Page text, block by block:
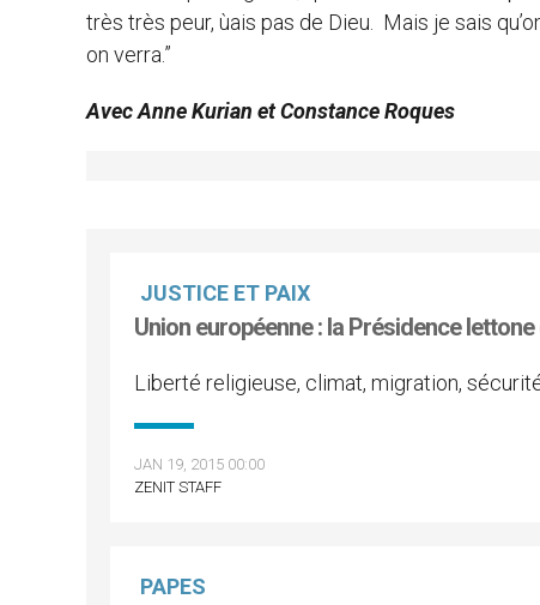
très très peur, ùais pas de Dieu. Mais je sais
on verra.”
Avec Anne Kurian et Constance Roques
JUSTICE ET PAIX
Union européenne : la Présidence
Liberté religieuse, climat, migration,
JAN 19, 2015 00:00
ZENIT STAFF
PAPES